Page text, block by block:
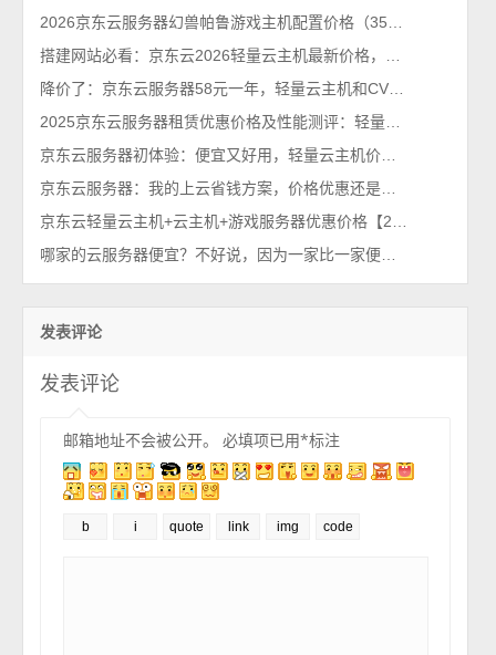
2026京东云服务器幻兽帕鲁游戏主机配置价格（35元1个月）
搭建网站必看：京东云2026轻量云主机最新价格，一键部署还省钱！
降价了：京东云服务器58元一年，轻量云主机和CVM优惠价格曝光
2025京东云服务器租赁优惠价格及性能测评：轻量云主机和CVM云主机
京东云服务器初体验：便宜又好用，轻量云主机价格优惠35元1年起
京东云服务器：我的上云省钱方案，价格优惠还是轻量云主机~
京东云轻量云主机+云主机+游戏服务器优惠价格【2025年7月最新】
哪家的云服务器便宜？不好说，因为一家比一家便宜，跟不要钱似的
发表评论
发表评论
邮箱地址不会被公开。 必填项已用*标注